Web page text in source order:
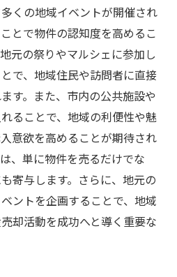
くの地域イベントが開催され
とで物件の認知度を高めるこ
元の祭りやマルシェに参加し
で、地域住民や訪問者に直接
す。また、市内の公共施設や
ることで、地域の利便性や魅
意欲を高めることが期待され
、単に物件を売るだけでな
寄与します。さらに、地元の
ントを企画することで、地域
却活動を成功へと導く重要な